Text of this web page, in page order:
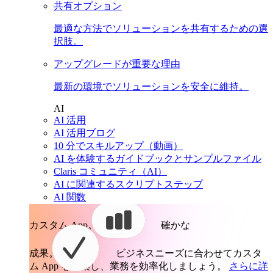
共有オプション
最適な方法でソリューションを共有するための選
択肢。
アップグレードが重要な理由
最新の環境でソリューションを安全に維持。
AI
AI 活用
AI 活用ブログ
10 分でスキルアップ（動画）
AI を体験するガイドブックとサンプルファイル
Claris コミュニティ（AI）
AI に関連するスクリプトステップ
AI 関数
カスタム App。 確かな
成果。
ビジネスニーズに合わせてカスタ
ム App を構築し、業務を効率化しましょう。
さらに詳